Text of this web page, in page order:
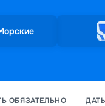
ОБЯЗАТЕЛЬНО